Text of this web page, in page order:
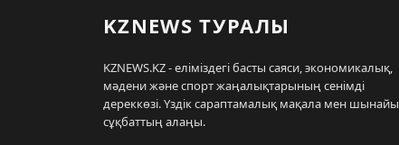
KZNEWS ТУРАЛЫ
KZNEWS.KZ - еліміздегі басты саяси, экономикалық,
мәдени және спорт жаңалықтарының сенімді
дереккөзі. Үздік сараптамалық мақала мен шынайы
сұқбаттың алаңы.